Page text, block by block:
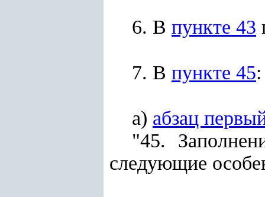
6. В пункте 43
7. В пункте 45:
а) абзац
"45.
следующие